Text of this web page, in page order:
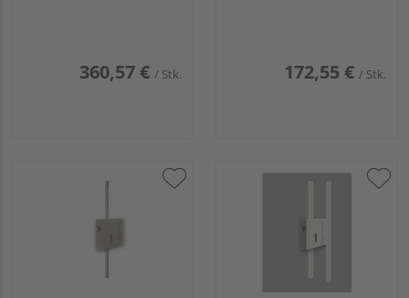
360,57 € / Stk. 172,55 € / Stk.